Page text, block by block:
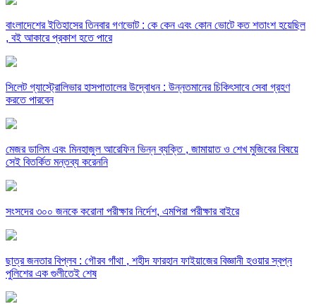
বাংলাদেশের ইতিহাসের তিনবার গণভোট : কে কেন এবং কোন ভোটে কত শতাংশ হয়েছিল
, বই আকারে প্রকাশ হতে পারে
সিলেট গ্যাস্ট্রোলিভার হাসপাতালের উদ্বোধন : উন্নতমানের চিকিৎসাবে সেবা গ্রহণ
করতে পারবেন
মেজর ডালিম এবং মিনহাজুল আরেফিন ভিন্ন ব্যক্তি , জামায়াত ও শেখ মুজিবের বিষয়ে
সেই বিতর্কিত মন্তব্য করেননি
সংসদের ৩০০ জনকে করোনা পরীক্ষার নির্দেশ, এমপিরা পরীক্ষার বাইরে
ছাত্র জনতার বিপ্লব : গৌরব গাঁথা , শহীদ ফারহান ফাইয়াজের বিজ্ঞানী হওয়ার স্বপ্ন
পুলিশের এক গুলীতেই শেষ